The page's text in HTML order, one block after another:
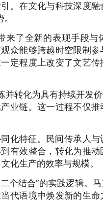
。在文化与科技深度融
。
来了全新的表现手段与
众能够跨越时空限制
定程度上改变了文艺
转化为具有持续开发
业链。这一过程不仅
化特征。民间传承人
有效整合，转化为推
化生产的效率与规模。
个结合”的实践逻辑。
代语境中焕发新的生